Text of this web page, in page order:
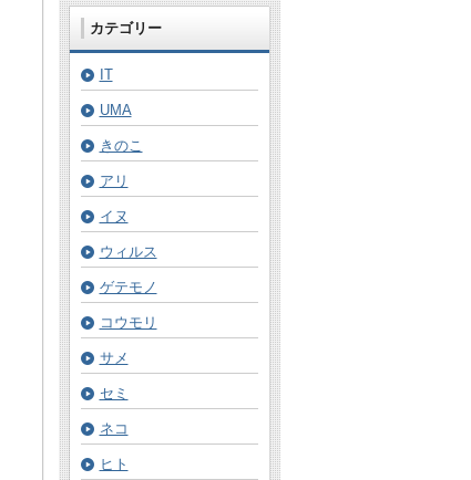
カテゴリー
IT
UMA
きのこ
アリ
イヌ
ウィルス
ゲテモノ
コウモリ
サメ
セミ
ネコ
ヒト